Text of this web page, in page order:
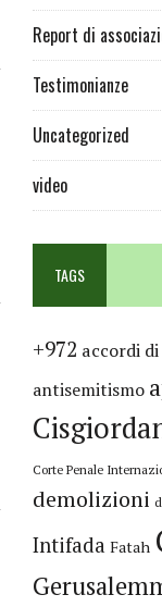
Report di
Testimonianze
Uncategorized
video
TAGS
+972 accordi
antisemitismo
Corte Penale
demolizioni
Intifada Fatah